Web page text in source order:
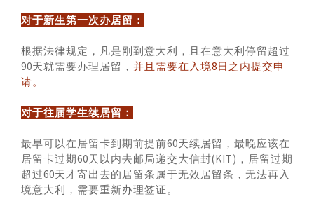
对于新生第一次办居留：
根据法律规定，凡是刚到意大利，且在意大利停留超过
90天就需要办理居留， 并且需要在入境8日之内提交申
请。
对于往届学生续居留：
最早可以在居留卡到期前提前60天续居留，最晚应该在
居留卡过期60天以内去邮局递交大信封(KIT)，居留过期
超过60天才寄出去的居留条属于无效居留条，无法再入
境意大利，需要重新办理签证。